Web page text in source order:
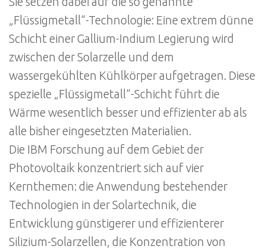
„Flüssigmetall“-Technologie: Eine extrem dünne
Schicht einer Gallium-Indium Legierung wird
zwischen der Solarzelle und dem
wassergekühlten Kühlkörper aufgetragen. Diese
spezielle „Flüssigmetall“-Schicht führt die
Wärme wesentlich besser und effizienter ab als
alle bisher eingesetzten Materialien.
Die IBM Forschung auf dem Gebiet der
Photovoltaik konzentriert sich auf vier
Kernthemen: die Anwendung bestehender
Technologien in der Solartechnik, die
Entwicklung günstigerer und effizienterer
Silizium-Solarzellen, die Konzentration von